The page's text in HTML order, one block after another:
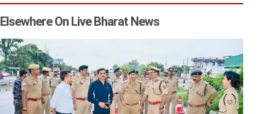
Elsewhere On Live Bharat News